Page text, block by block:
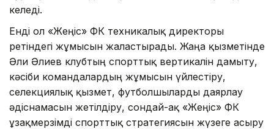
келеді.
Енді ол «Жеңіс» ФК техникалық директоры
ретіндегі жұмысын жалғастырады. Жаңа қызметінде
Әли Әлиев клубтың спорттық вертикалін дамыту,
кәсіби командалардың жұмысын үйлестіру,
селекциялық қызмет, футболшыларды даярлау
әдіснамасын жетілдіру, сондай-ақ «Жеңіс» ФК
ұзақмерзімді спорттық стратегиясын жүзеге асыру